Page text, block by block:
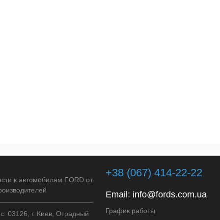
к автомобилям FORD от
03126, г. Киев, Отрадный
+38 (067) 414-22-22
Email: info@fords.com.ua
График работы